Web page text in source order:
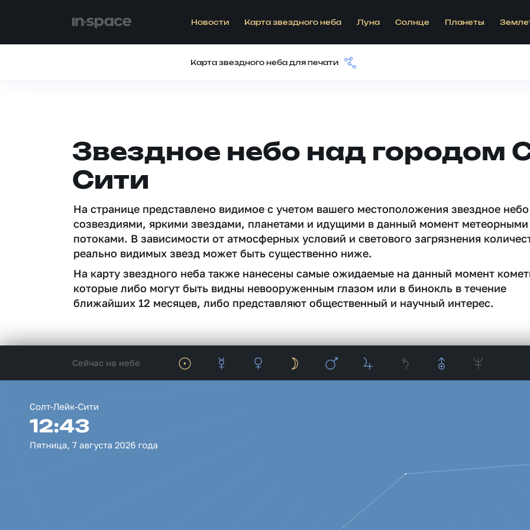
Новости Карта звездного неба Луна Солнце Планеты
Карта звездного неба для печати
Звездное небо над городом
Сити
На странице представлено видимое c учетом вашего местоположения звездное
созвездиями, яркими звездами, планетами и идущими в данный момент метеорными
потоками. В зависимости от атмосферных условий и светового загрязнения
реально видимых звезд может быть существенно ниже.
На карту звездного неба также нанесены самые ожидаемые на данный момент
которые либо могут быть видны невооруженным глазом или в бинокль в течение
ближайших 12 месяцев, либо представляют общественный и научный интерес.
Сейчас на небе